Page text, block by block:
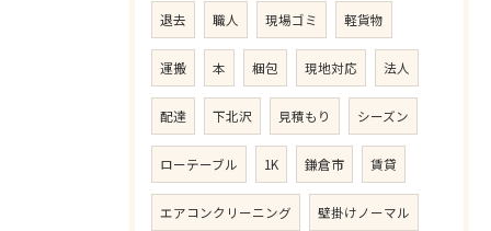
退去 職人 現場ゴミ 軽貨物
運搬 本 梱包 現地対応 法人
配達 下北沢 見積もり シーズン
ローテーブル 1K 鎌倉市 賃貸
エアコンクリーニング 壁掛けノーマル